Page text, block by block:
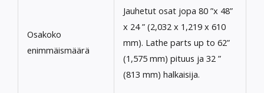
Osakoko
enimmäismäärä
Jauhetut osat jopa 80 ”x 48”
x 24 ” (2,032 x 1,219 x 610
mm). Lathe parts up to 62”
(1,575 mm) pituus ja 32 ”
(813 mm) halkaisija.